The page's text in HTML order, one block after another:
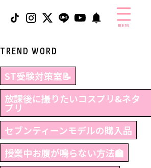
menu
TREND WORD
ST受験対策室📝
放課後に撮りたいコスプリ&ネタ
プリ
セブンティーンモデルの購入品
授業中お腹が鳴らない方法🏫